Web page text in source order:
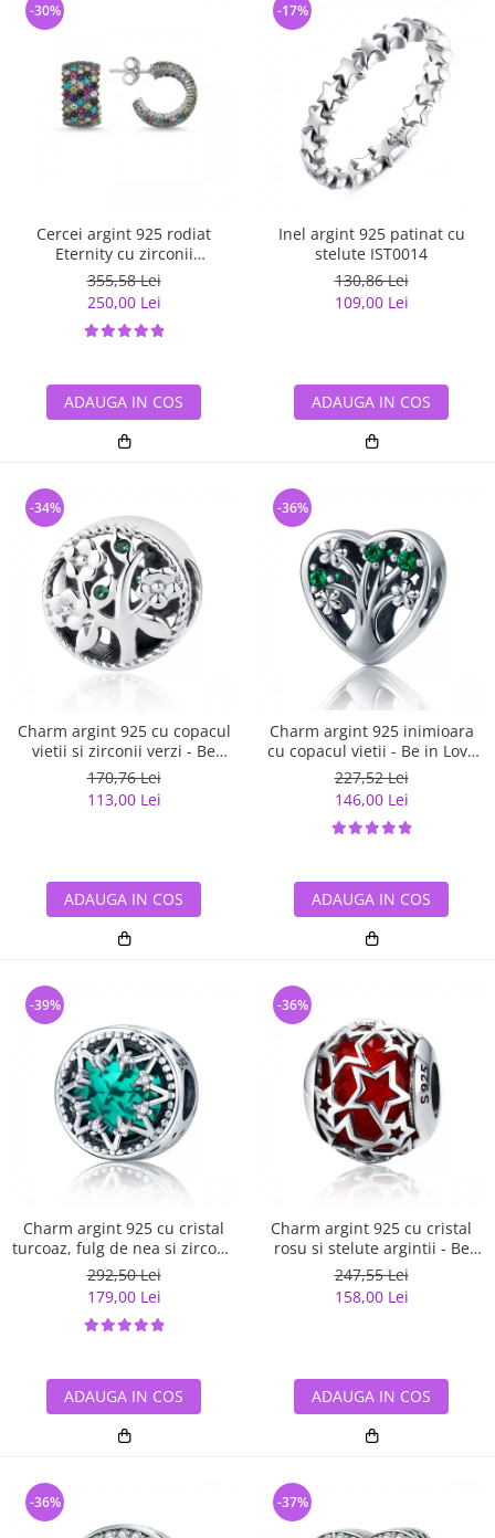
Cercei argint 925 rodiat
Eternity cu zirconii
multicolore ETU0036
355,58 Lei
250,00 Lei
-30%
ADAUGA IN COS
Inel argint 925 patinat cu
stelute IST0014
130,86 Lei
109,00 Lei
-17%
ADAUGA IN COS
Charm argint 925 cu copacul
vietii si zirconii verzi - Be
Nature PST0059
170,76 Lei
113,00 Lei
-34%
ADAUGA IN COS
Charm argint 925 inimioara
cu copacul vietii - Be in Love
PST0105
227,52 Lei
146,00 Lei
-36%
ADAUGA IN COS
Charm argint 925 cu cristal
turcoaz, fulg de nea si zirconii
albe - Be Nature PST0110
292,50 Lei
179,00 Lei
-39%
ADAUGA IN COS
Charm argint 925 cu cristal
rosu si stelute argintii - Be
Nature PST0115
247,55 Lei
158,00 Lei
-36%
ADAUGA IN COS
-36% -37%